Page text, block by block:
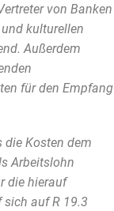
von Banken
kulturellen
Außerdem
für den Empfang
die Kosten dem
Arbeitslohn
die hierauf
sich auf R 19.3